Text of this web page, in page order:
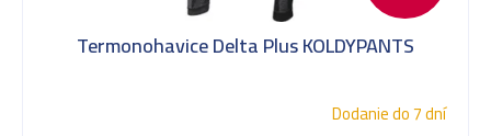
Termonohavice Delta Plus KOLDYPANTS
Dodanie do 7 dní